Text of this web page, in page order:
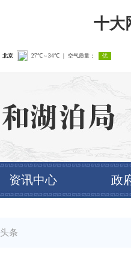
十大
资讯中心 政
头条